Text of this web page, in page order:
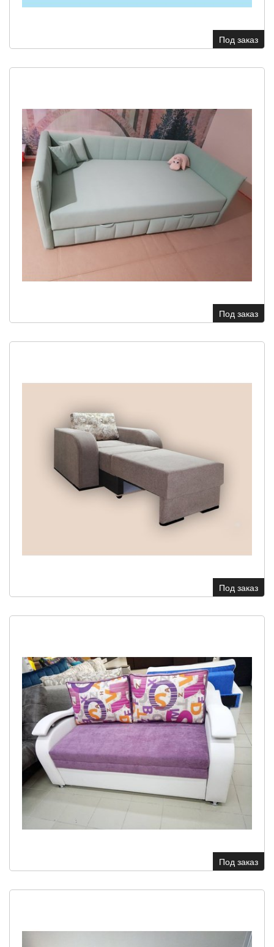
Под заказ
Под заказ
Под заказ
Под заказ